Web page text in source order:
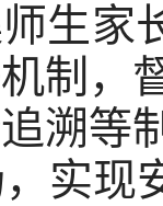
生家
制，
溯等
实现